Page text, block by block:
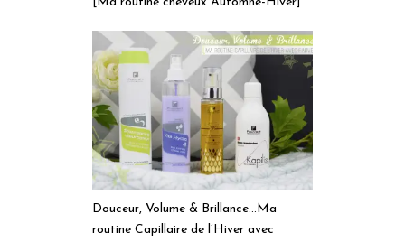
Douceur, Volume & Brillance…Ma
routine Capillaire de l’Hiver avec